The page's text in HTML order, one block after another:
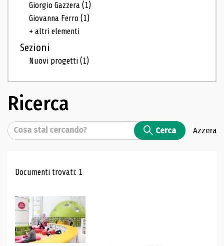
Giorgio Gazzera(1)
Giovanna Ferro(1)
+ altri elementi
Sezioni
Nuovi progetti(1)
Ricerca
Cerca Cerca Azzera
Risultati di ricerca
Documenti trovati: 1